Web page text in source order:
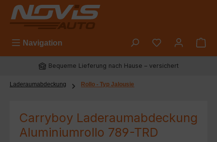
Zum Hauptinhalt springen
Navigation Du hast 0
Bequeme Lieferung nach Hause – versichert
Laderaumabdeckung Rollo - Typ Jalousie
Carryboy Laderaumabdeckung
Aluminiumrollo 789-TRD